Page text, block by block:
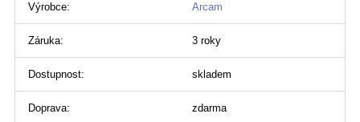
Výrobce: Arcam
Záruka: 3 roky
Dostupnost: skladem
Doprava: zdarma